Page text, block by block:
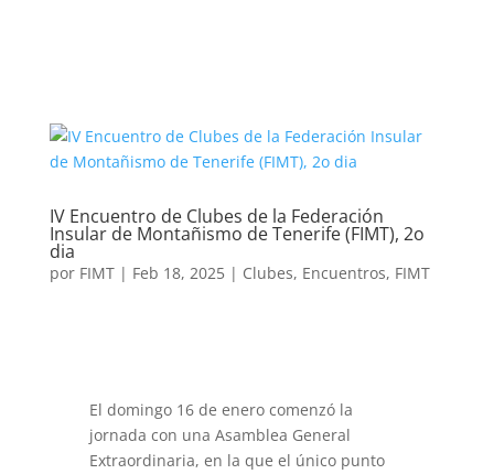
IV Encuentro de Clubes de la Federación
Insular de Montañismo de Tenerife (FIMT), 2o
dia
por FIMT| Feb 18, 2025| Clubes, Encuentros, FIMT
El domingo 16 de enero comenzó la
jornada con una Asamblea General
Extraordinaria, en la que el único punto